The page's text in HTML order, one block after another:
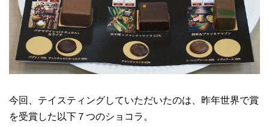
今回、テイスティングしていただいたのは、昨年世界で賞
を受賞した以下７つのショコラ。